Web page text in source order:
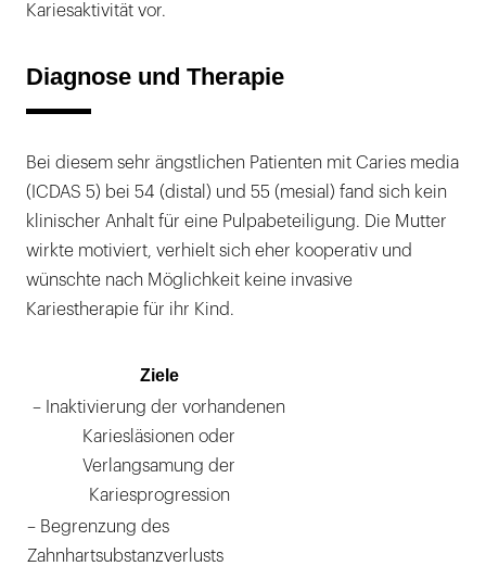
Kariesaktivität vor.
Diagnose und Therapie
Bei diesem sehr ängstlichen Patienten mit Caries media
(ICDAS 5) bei 54 (distal) und 55 (mesial) fand sich kein
klinischer Anhalt für eine Pulpabeteiligung. Die Mutter
wirkte motiviert, verhielt sich eher kooperativ und
wünschte nach Möglichkeit keine invasive
Kariestherapie für ihr Kind.
Ziele
– Inaktivierung der vorhandenen
Kariesläsionen oder
Verlangsamung der
Kariesprogression
– Begrenzung des
Zahnhartsubstanzverlusts